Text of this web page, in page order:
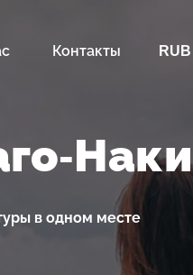
Контакты RUB
Наки
в одном месте